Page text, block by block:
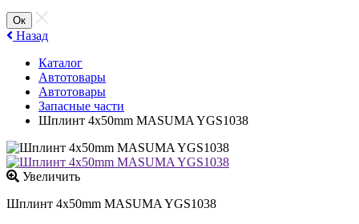
Ок
Назад
Каталог
Автотовары
Автотовары
Запасные части
Шплинт 4x50mm MASUMA YGS1038
Увеличить
Шплинт 4x50mm MASUMA YGS1038